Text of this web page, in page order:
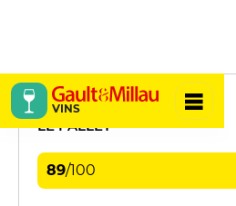
VINS
Bedouet
LE PALLET
89/100